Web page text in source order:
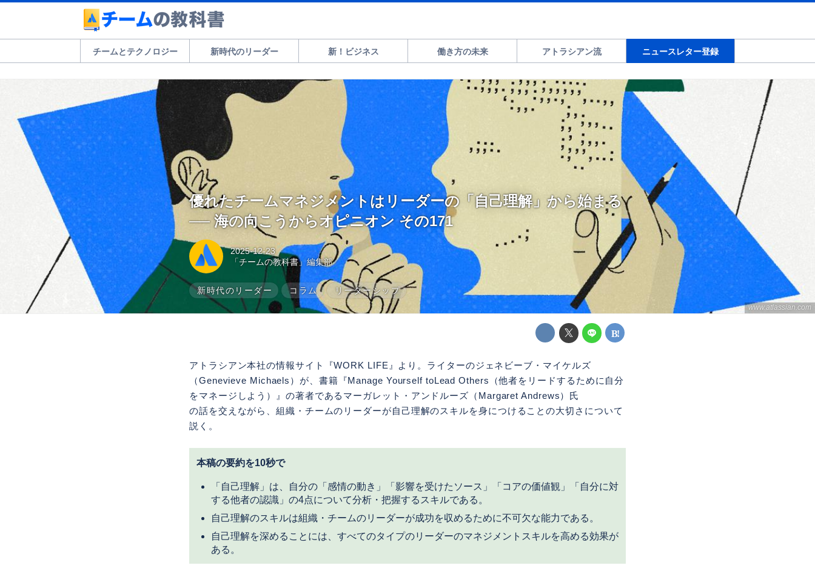
チームとテクノロジー 新時代のリーダー 新！ビジネス 働き方の未来 アトラシアン流 ニュースレター登録
www.atlassian.com
優れたチームマネジメントはリーダーの「自己理解」から始まる
── 海の向こうからオピニオン その171
2025-12-23
「チームの教科書」編集部
新時代のリーダー コラム リーダーシップ
アトラシアン本社の情報サイト『WORK LIFE』より。ライターのジェネビーブ・マイケルズ
（Genevieve Michaels）が、書籍『Manage Yourself toLead Others（他者をリードするために自分
をマネージしよう）』の著者であるマーガレット・アンドルーズ（Margaret Andrews）氏
の話を交えながら、組織・チームのリーダーが自己理解のスキルを身につけることの大切さについて
説く。
本稿の要約を10秒で
「自己理解」は、自分の「感情の動き」「影響を受けたソース」「コアの価値観」「自分に対
する他者の認識」の4点について分析・把握するスキルである。
自己理解のスキルは組織・チームのリーダーが成功を収めるために不可欠な能力である。
自己理解を深めることには、すべてのタイプのリーダーのマネジメントスキルを高める効果が
ある。